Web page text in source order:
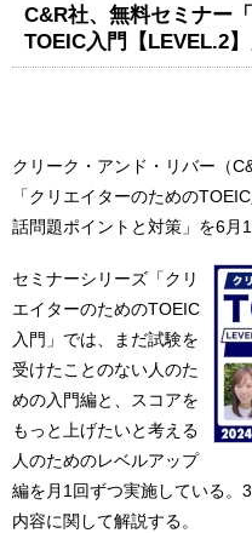
C&R社、無料セミナー
TOEIC入門【LEVEL.2】
クリーク・アンド・リバー（
「クリエイターのための
話問題ポイントと対策」を6月
セミナーシリーズ「クリ
エイターのためのTOEIC
入門」では、まだ試験を
受けたことのない人のた
めの入門編と、スコアを
もっと上げたいと考える
人のためのレベルアップ
編を月1回ずつ実施している。
内容に関して解説する。